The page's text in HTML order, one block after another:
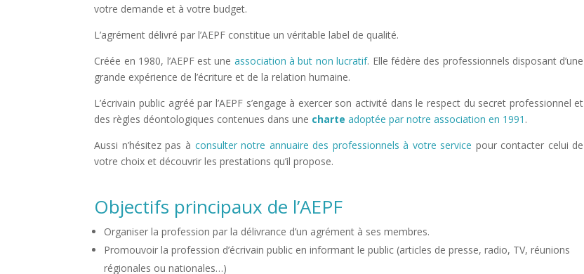
votre demande et à votre budget.
L’agrément délivré par l’AEPF constitue un véritable label de qualité.
Créée en 1980, l’AEPF est une association à but non lucratif. Elle fédère des professionnels disposant d’une
grande expérience de l’écriture et de la relation humaine.
L’écrivain public agréé par l’AEPF s’engage à exercer son activité dans le respect du secret professionnel et
des règles déontologiques contenues dans une charte adoptée par notre association en 1991 .
Aussi n’hésitez pas à consulter notre annuaire des professionnels à votre service pour contacter celui de
votre choix et découvrir les prestations qu’il propose.
Objectifs principaux de l’AEPF
Organiser la profession par la délivrance d’un agrément à ses membres.
Promouvoir la profession d’écrivain public en informant le public (articles de presse, radio, TV, réunions
régionales ou nationales…)